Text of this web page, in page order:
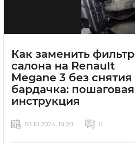
Как заменить фильтр
салона на Renault
Megane 3 без снятия
бардачка: пошаговая
инструкция
03 10 2024, 18:20 0